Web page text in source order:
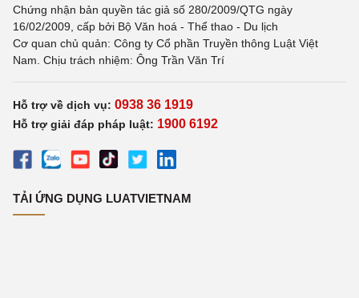
Chứng nhận bản quyền tác giả số 280/2009/QTG ngày
16/02/2009, cấp bởi Bộ Văn hoá - Thể thao - Du lịch
Cơ quan chủ quản: Công ty Cổ phần Truyền thông Luật Việt
Nam. Chịu trách nhiệm: Ông Trần Văn Trí
Hỗ trợ về dịch vụ: 0938 36 1919
Hỗ trợ giải đáp pháp luật: 1900 6192
TẢI ỨNG DỤNG LUATVIETNAM